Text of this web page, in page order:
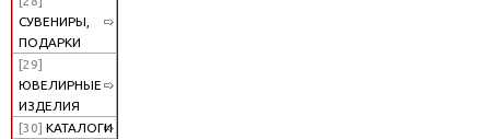
СУВЕНИРЫ,
ПОДАРКИ
[29]
ЮВЕЛИРНЫЕ
ИЗДЕЛИЯ
[30] КАТАЛОГИ